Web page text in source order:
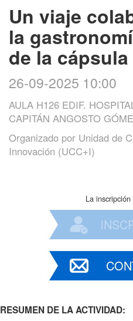
Un viaje
la
de la
26-09-2025 10:00
AULA H126 EDIF.
CAPITÁN ANGOSTO
Organizado por Unidad de
Innovación (UCC+I)
La
RESUMEN DE LA ACTIVIDAD: